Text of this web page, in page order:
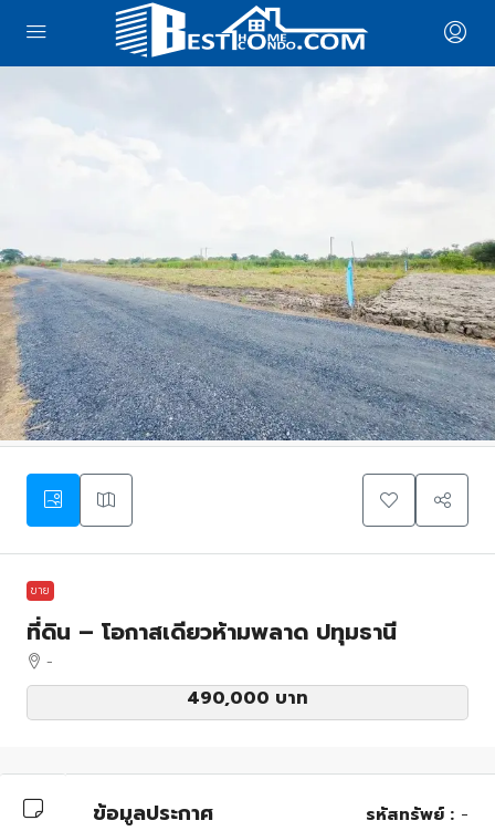
ขาย
ที่ดิน – โอกาสเดียวห้ามพลาด ปทุมธานี
-
490,000 บาท
ข้อมูลประกาศ รหัสทรัพย์ : -